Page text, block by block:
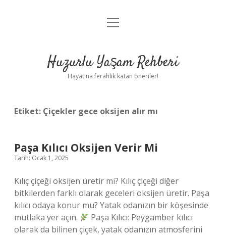
Anasayfa
Yasal Uyarı
menüyü
Huzurlu Yaşam Rehberi
Hayatına ferahlık katan öneriler!
Etiket: Çiçekler gece oksijen alır mı
Paşa Kılıcı Oksijen Verir Mi
Tarih: Ocak 1, 2025
Kılıç çiçeği oksijen üretir mi? Kılıç çiçeği diğer
bitkilerden farklı olarak geceleri oksijen üretir. Paşa
kılıcı odaya konur mu? Yatak odanızın bir köşesinde
mutlaka yer açın.
Paşa Kılıcı: Peygamber kılıcı
olarak da bilinen çiçek, yatak odanızın atmosferini